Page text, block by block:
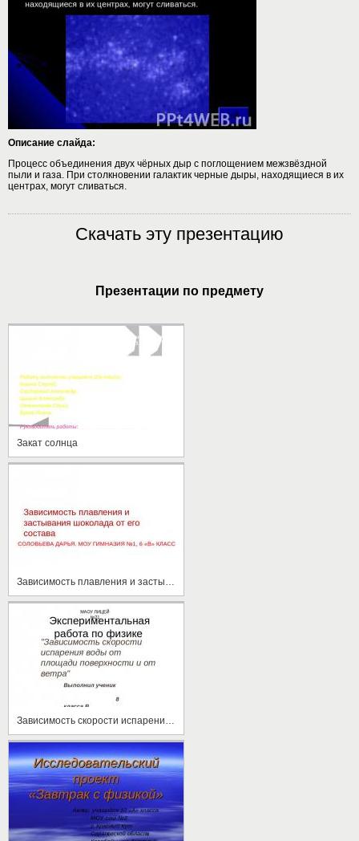
Описание слайда:
Процесс объединения двух чёрных дыр с поглощением межзвёздной
пыли и газа. При столкновении галактик черные дыры, находящиеся в их
центрах, могут сливаться.
Скачать эту презентацию
Презентации по предмету
Закат солнца